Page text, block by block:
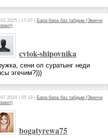
| 17:07 |
Бара-бара баз табдым (Экинчи
cvtok-shipovnika
сени ол суратынг неди
эгечим?)))
| 05:19 |
Бара-бара баз табдым (Экинчи
bogatyrewa75